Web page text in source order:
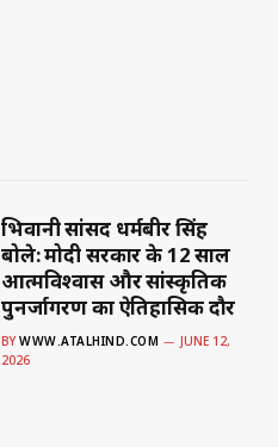
भिवानी सांसद धर्मबीर सिंह
बोले: मोदी सरकार के 12 साल
आत्मविश्वास और सांस्कृतिक
पुनर्जागरण का ऐतिहासिक दौर
BY WWW.ATALHIND.COM
JUNE 12,
2026